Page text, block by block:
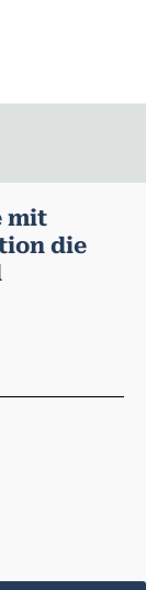
mit
die